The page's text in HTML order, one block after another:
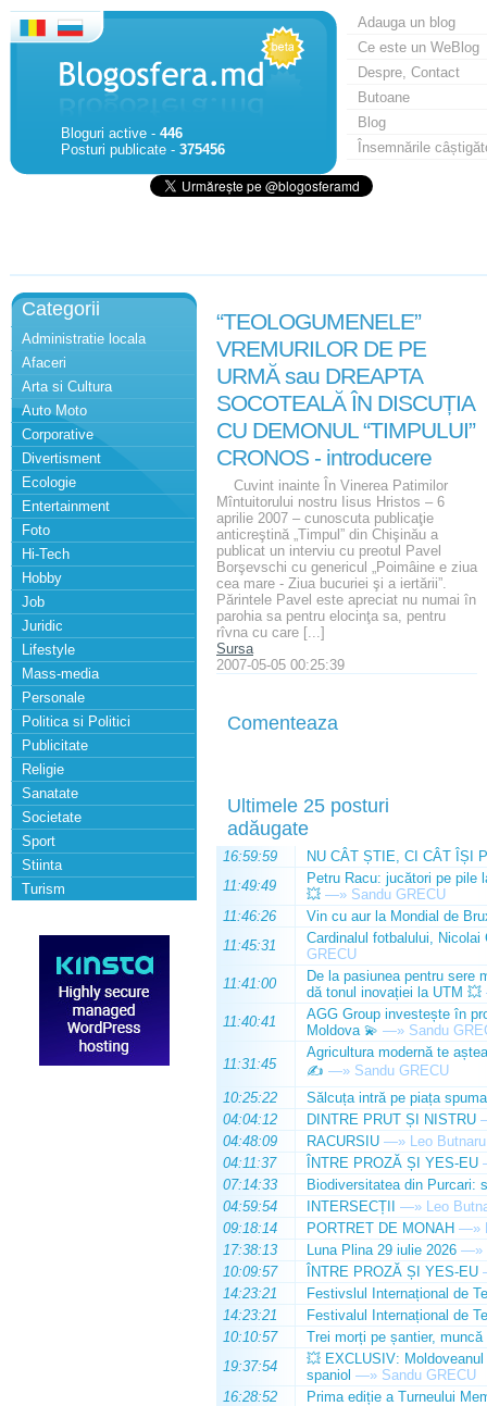
Bloguri active - 446
Posturi publicate - 375456
Adauga un blog
Ce este un WeBlog
Despre, Contact
Butoane
Blog
Însemnările
Categorii
Administratie locala
Afaceri
Arta si Cultura
Auto Moto
Corporative
Divertisment
Ecologie
Entertainment
Foto
Hi-Tech
Hobby
Job
Juridic
Lifestyle
Mass-media
Personale
Politica si Politici
Publicitate
Religie
Sanatate
Societate
Sport
Stiinta
Turism
“TEOLOGUMENELE”
VREMURILOR DE PE
URMĂ sau DREAPTA
SOCOTEALĂ ÎN DISCUȚIA
CU DEMONUL “TIMPULUI”
CRONOS - introducere
Cuvint inainte În Vinerea Patimilor
Mîntuitorului nostru Iisus Hristos – 6
aprilie 2007 – cunoscuta publicaţie
anticreştină „Timpul” din Chişinău a
publicat un interviu cu preotul Pavel
Borşevschi cu genericul „Poimâine e ziua
cea mare - Ziua bucuriei şi a iertării”.
Părintele Pavel este apreciat nu numai în
parohia sa pentru elocinţa sa, pentru
rîvna cu care [...]
Sursa
2007-05-05 00:25:39
Comenteaza
Ultimele 25 posturi
adăugate
16:59:59
NU CÂT ȘTIE, CI CÂT ÎȘI
11:49:49
Petru Racu: jucători pe pile
💥 —» Sandu GRECU
11:46:26
Vin cu aur la Mondial de
11:45:31
Cardinalul fotbalului,
GRECU
11:41:00
De la pasiunea pentru sere
dă tonul inovației la UTM 💥
11:40:41
AGG Group investește în
Moldova 💫 —» Sandu
11:31:45
Agricultura modernă te
✍️ —» Sandu GRECU
10:25:22
Sălcuța intră pe piața
04:04:12
DINTRE PRUT ȘI NISTRU
04:48:09
RACURSIU —» Leo Butnaru
04:11:37
ÎNTRE PROZĂ ȘI YES-EU
07:14:33
Biodiversitatea din Purcari:
04:59:54
INTERSECȚII —» Leo
09:18:14
PORTRET DE MONAH —»
17:38:13
Luna Plina 29 iulie 2026 —»
10:09:57
ÎNTRE PROZĂ ȘI YES-EU
14:23:21
Festivslul Internațional de
14:23:21
Festivalul Internațional de
10:10:57
Trei morți pe șantier, muncă
19:37:54
💥 EXCLUSIV:
spaniol —» Sandu GRECU
16:28:52
Prima ediție a Turneului